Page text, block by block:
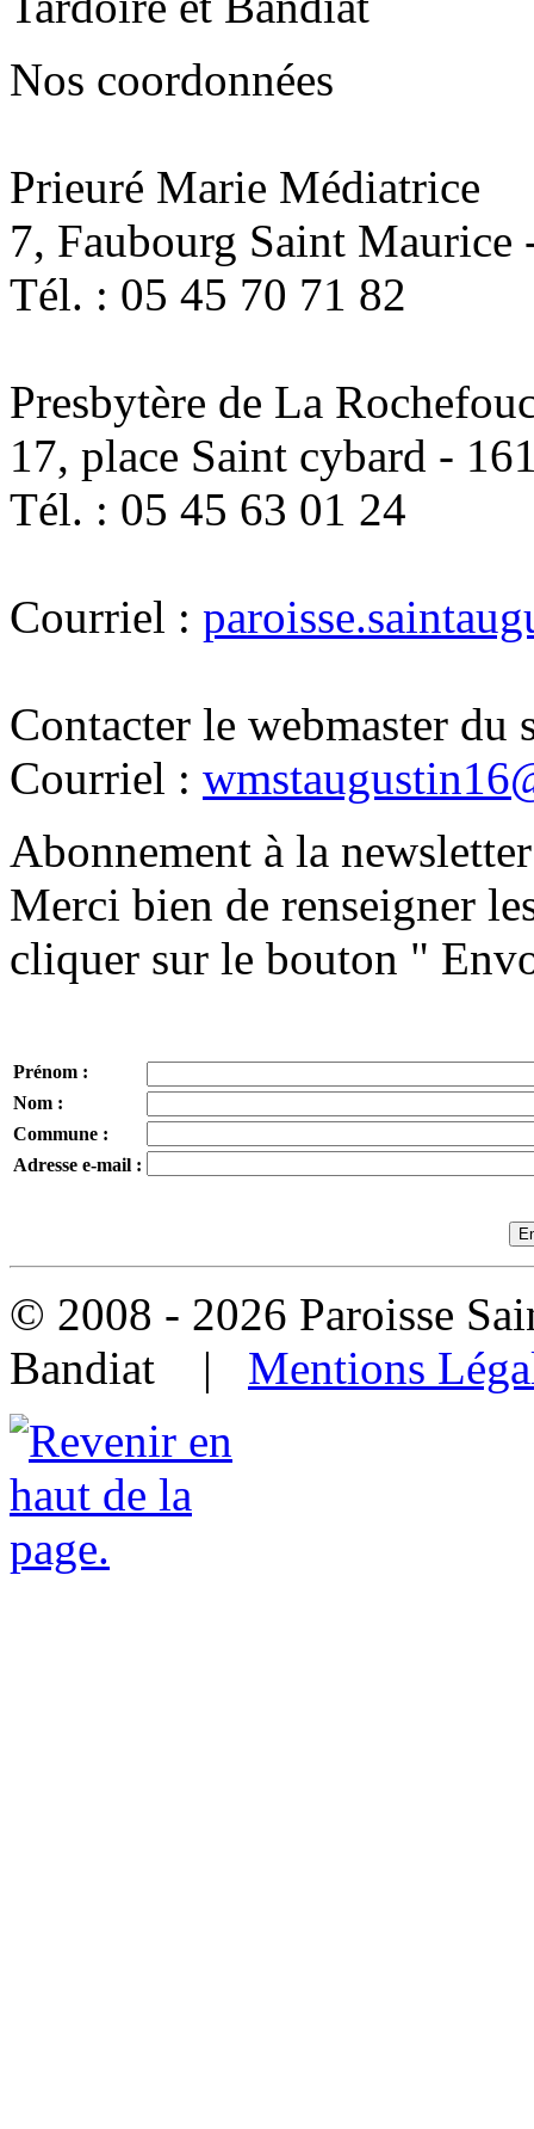
Nos coordonnées
Prieuré Marie Médiatrice
7, Faubourg Saint
Tél. : 05 45 70 71 82
Presbytère de La
17, place Saint cybard -
Tél. : 05 45 63 01 24
Courriel :
Contacter le webmaster du
Courriel :
Abonnement à la
Merci bien de renseigner
cliquer sur le bouton "
Prénom :
Nom :
Commune :
Adresse e-mail :
© 2008 - 2026 Paroisse
Bandiat | Mentions